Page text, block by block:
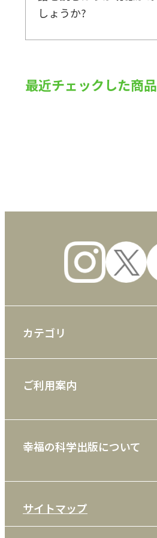
しょうか?
最近チェックした商品
カテゴリ
雑誌
CD
DVD・ブルーレイ
ご利用案内
利用規約
特定商取引法
プライバシーポリシー
幸福の科学出版について
メディア・ライブラリー
サイトマップ